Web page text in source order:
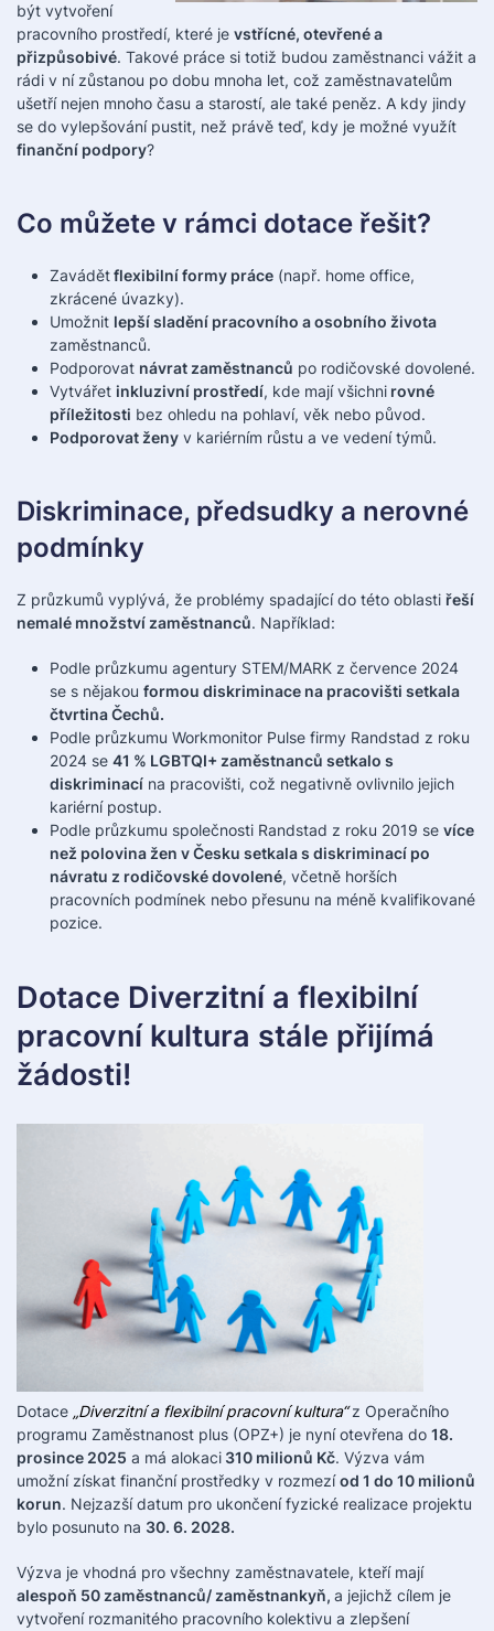
být vytvoření
pracovního prostředí, které je vstřícné, otevřené a
přizpůsobivé. Takové práce si totiž budou zaměstnanci vážit a
rádi v ní zůstanou po dobu mnoha let, což zaměstnavatelům
ušetří nejen mnoho času a starostí, ale také peněz. A kdy jindy
se do vylepšování pustit, než právě teď, kdy je možné využít
finanční podpory?
Co můžete v rámci dotace řešit?
Zavádětflexibilní formy práce (např. home office,
zkrácené úvazky).
Umožnit lepší sladění pracovního a osobního života
zaměstnanců.
Podporovat návrat zaměstnanců po rodičovské dovolené.
Vytvářet inkluzivní prostředí, kde mají všichni rovné
příležitosti bez ohledu na pohlaví, věk nebo původ.
Podporovat ženy v kariérním růstu a ve vedení týmů.
Diskriminace, předsudky a nerovné
podmínky
Z průzkumů vyplývá, že problémy spadající do této oblasti řeší
nemalé množství zaměstnanců. Například:
Podle průzkumu agentury STEM/MARK z července 2024
se s nějakou formou diskriminace na pracovišti setkala
čtvrtina Čechů.
Podle průzkumu Workmonitor Pulse firmy Randstad z roku
2024 se 41 % LGBTQI+ zaměstnanců setkalo s
diskriminací na pracovišti, což negativně ovlivnilo jejich
kariérní postup.
Podle průzkumu společnosti Randstad z roku 2019 se více
než polovina žen v Česku setkala s diskriminací po
návratu z rodičovské dovolené, včetně horších
pracovních podmínek nebo přesunu na méně kvalifikované
pozice.
Dotace Diverzitní a flexibilní
pracovní kultura stále přijímá
žádosti!
Dotace „Diverzitní a flexibilní pracovní kultura“z Operačního
programu Zaměstnanost plus (OPZ+) je nyní otevřena do 18.
prosince 2025 a má alokaci 310 milionů Kč. Výzva vám
umožní získat finanční prostředky v rozmezíod 1 do 10 milionů
korun. Nejzazší datum pro ukončení fyzické realizace projektu
bylo posunuto na 30. 6. 2028.
Výzva je vhodná pro všechny zaměstnavatele, kteří mají
alespoň 50 zaměstnanců/ zaměstnankyň, a jejichž cílem je
vytvoření rozmanitého pracovního kolektivu a zlepšení